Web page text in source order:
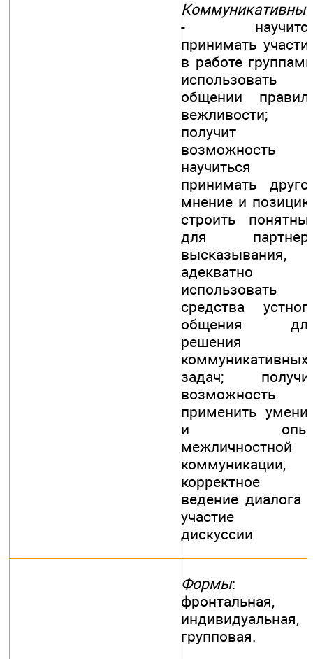
Коммуникативные
-
принимать
в работе
использовать
общении
вежливости;
получит
возможность
научиться
принимать
мнение и
строить
для
высказывания,
адекватно
использовать
средства
общения
решения
коммуникативных
задач;
возможность
применить
и
межличностной
коммуникации,
корректное
ведение диалога
участие
дискуссии
Формы:
фронтальная,
индивидуальная,
групповая.